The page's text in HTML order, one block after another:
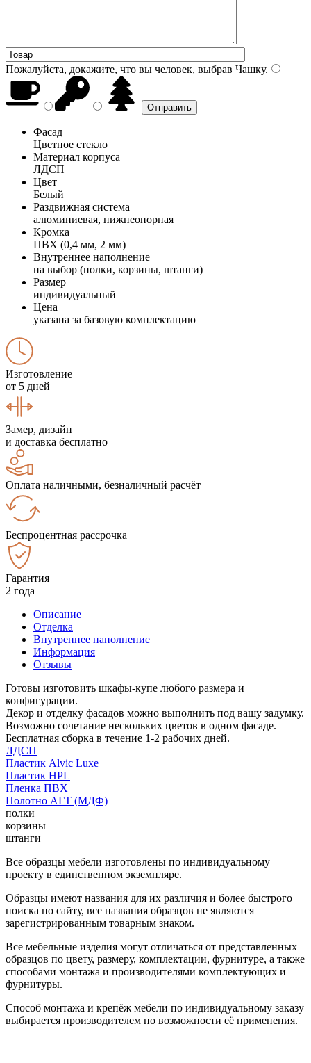
Пожалуйста, докажите, что вы человек, выбрав Чашку.
Фасад
Цветное стекло
Материал корпуса
ЛДСП
Цвет
Белый
Раздвижная система
алюминиевая, нижнеопорная
Кромка
ПВХ (0,4 мм, 2 мм)
Внутреннее наполнение
на выбор (полки, корзины, штанги)
Размер
индивидуальный
Цена
указана за базовую комплектацию
Изготовление
от 5 дней
Замер, дизайн
и доставка бесплатно
Оплата наличными, безналичный расчёт
Беспроцентная рассрочка
Гарантия
2 года
Описание
Отделка
Внутреннее наполнение
Информация
Отзывы
Готовы изготовить шкафы-купе любого размера и
конфигурации.
Декор и отделку фасадов можно выполнить под вашу задумку.
Возможно сочетание нескольких цветов в одном фасаде.
Бесплатная сборка в течение 1-2 рабочих дней.
ЛДСП
Пластик Alvic Luxe
Пластик HPL
Пленка ПВХ
Полотно АГТ (МДФ)
полки
корзины
штанги
Все образцы мебели изготовлены по индивидуальному
проекту в единственном экземпляре.
Образцы имеют названия для их различия и более быстрого
поиска по сайту, все названия образцов не являются
зарегистрированным товарным знаком.
Все мебельные изделия могут отличаться от представленных
образцов по цвету, размеру, комплектации, фурнитуре, а также
способами монтажа и производителями комплектующих и
фурнитуры.
Способ монтажа и крепёж мебели по индивидуальному заказу
выбирается производителем по возможности её применения.